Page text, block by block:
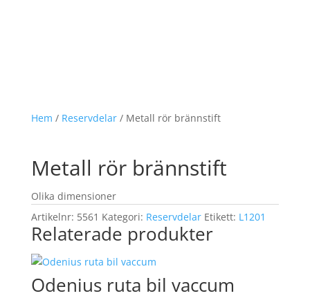
Hem / Reservdelar/ Metall rör brännstift
Metall rör brännstift
Olika dimensioner
Artikelnr: 5561 Kategori: Reservdelar Etikett: L1201
Relaterade produkter
Odenius ruta bil vaccum